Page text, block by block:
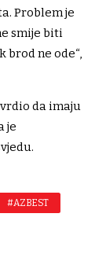
Problem je
smije biti
brod ne ode“,
da imaju
je
#AZBEST